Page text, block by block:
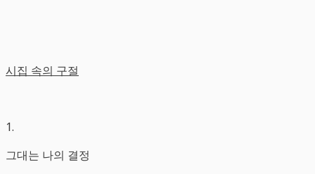
시집 속의 구절
1.
그대는 나의 결정